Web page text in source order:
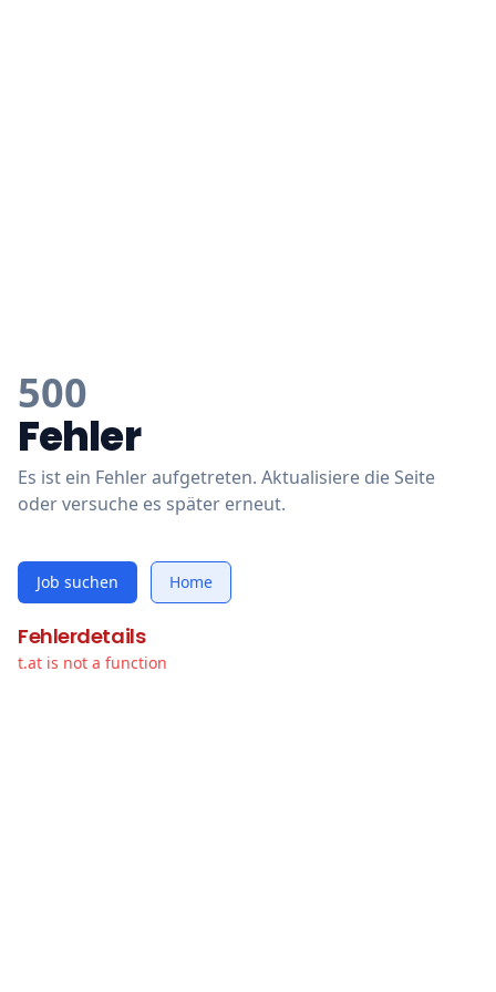
500
Fehler
Es ist ein Fehler aufgetreten. Aktualisiere die Seite
oder versuche es später erneut.
Job suchen Home
Fehlerdetails
t.at is not a function